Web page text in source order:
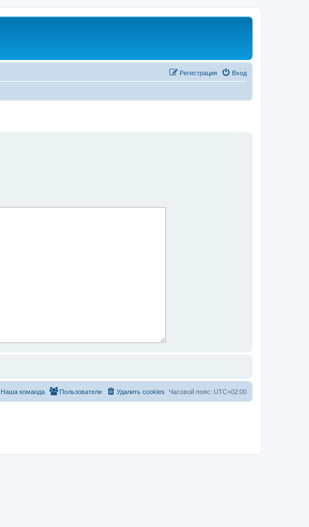
Вход
Регистрация
Часовой пояс: UTC+02:00
Удалить cookies
Пользователи
Наша команда